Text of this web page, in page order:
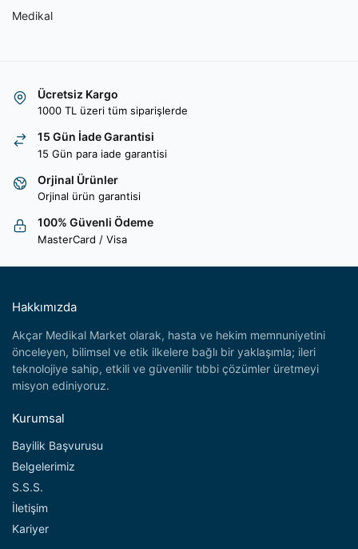
Medikal
Ücretsiz Kargo
1000 TL üzeri tüm siparişlerde
15 Gün İade Garantisi
15 Gün para iade garantisi
Orjinal Ürünler
Orjinal ürün garantisi
100% Güvenli Ödeme
MasterCard / Visa
Hakkımızda
Akçar Medikal Market olarak, hasta ve hekim memnuniyetini
önceleyen, bilimsel ve etik ilkelere bağlı bir yaklaşımla; ileri
teknolojiye sahip, etkili ve güvenilir tıbbi çözümler üretmeyi
misyon ediniyoruz.
Kurumsal
Bayilik Başvurusu
Belgelerimiz
S.S.S.
İletişim
Kariyer